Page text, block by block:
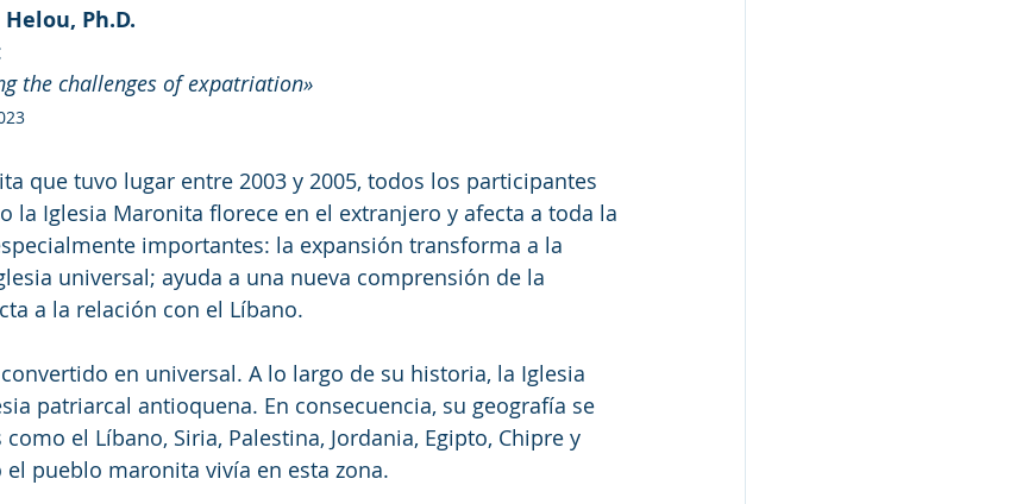
Ph.D.
the challenges of expatriation»
que tuvo lugar entre 2003 y 2005, todos los participantes
la Iglesia Maronita florece en el extranjero y afecta a toda la
importantes: la expansión transforma a la
universal; ayuda a una nueva comprensión de la
a la relación con el Líbano.
en universal. A lo largo de su historia, la Iglesia
patriarcal antioquena. En consecuencia, su geografía se
el Líbano, Siria, Palestina, Jordania, Egipto, Chipre y
el pueblo maronita vivía en esta zona.